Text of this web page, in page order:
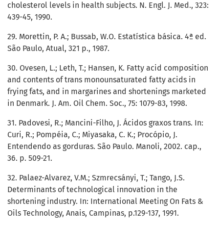
cholesterol levels in health subjects. N. Engl. J. Med., 323:
439-45, 1990.
29. Morettin, P. A.; Bussab, W.O. Estatística básica. 4ª ed.
São Paulo, Atual, 321 p., 1987.
30. Ovesen, L.; Leth, T.; Hansen, K. Fatty acid composition
and contents of trans monounsaturated fatty acids in
frying fats, and in margarines and shortenings marketed
in Denmark. J. Am. Oil Chem. Soc., 75: 1079-83, 1998.
31. Padovesi, R.; Mancini-Filho, J. Ácidos graxos trans. In:
Curi, R.; Pompéia, C.; Miyasaka, C. K.; Procópio, J.
Entendendo as gorduras. São Paulo. Manoli, 2002. cap.,
36. p. 509-21.
32. Palaez-Alvarez, V.M.; Szmrecsányi, T.; Tango, J.S.
Determinants of technological innovation in the
shortening industry. In: International Meeting On Fats &
Oils Technology, Anais, Campinas, p.129-137, 1991.